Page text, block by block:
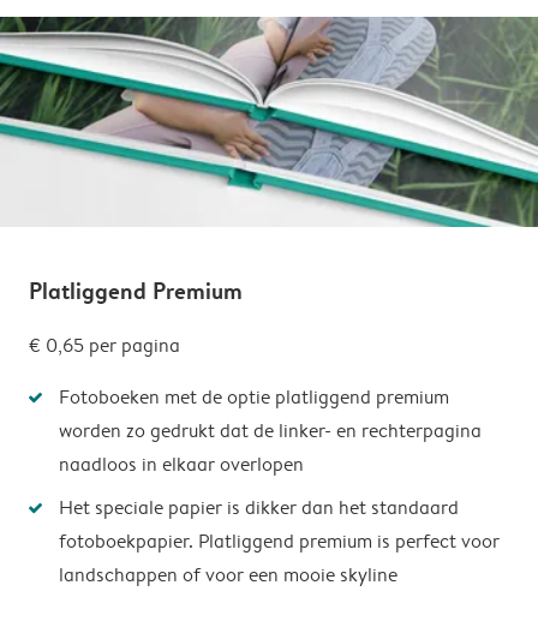
Platliggend Premium
€ 0,65 per pagina
Fotoboeken met de optie platliggend premium
worden zo gedrukt dat de linker- en rechterpagina
naadloos in elkaar overlopen
Het speciale papier is dikker dan het standaard
fotoboekpapier. Platliggend premium is perfect voor
landschappen of voor een mooie skyline